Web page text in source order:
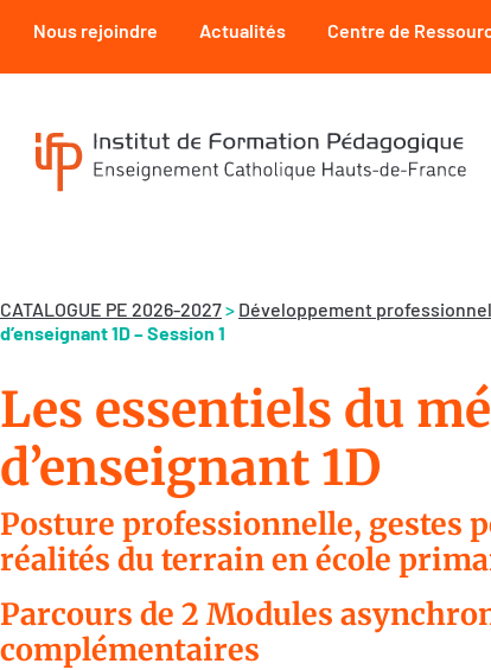
Nous rejoindre Actualités Centre de
CATALOGUE PE 2026-2027> Développement professionnel
d’enseignant 1D – Session 1
Les essentiels du
d’enseignant 1D
Posture professionnelle, gestes
réalités du terrain en école
Parcours de 2 Modules
complémentaires